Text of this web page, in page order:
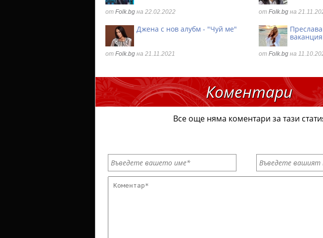
от Folk.bg на 22.02.2022 от Folk.bg на
Джена с нов алубм - "Чуй ме"
от Folk.bg на 21.11.2021
ваканция
от Folk.bg на
Коментари
Все още няма коментари за тази